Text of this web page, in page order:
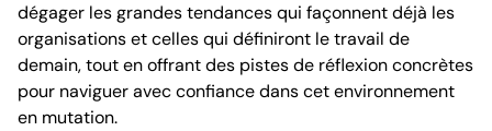
dégager les grandes tendances qui façonnent déjà les
organisations et celles qui définiront le travail de
demain, tout en offrant des pistes de réflexion concrètes
pour naviguer avec confiance dans cet environnement
en mutation.